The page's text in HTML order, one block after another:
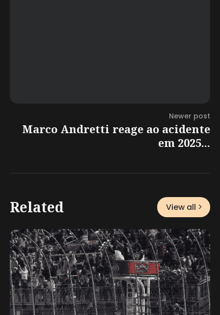
Newer post
Marco Andretti reage ao acidente
em 2025...
Related View all